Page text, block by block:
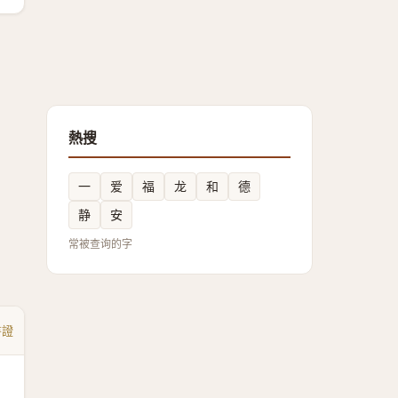
熱搜
一 爱 福 龙 和
德
静
安
常被查询的字